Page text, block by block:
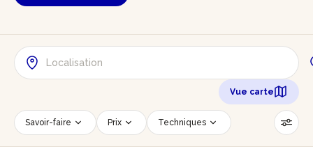
Vue carte
Savoir-faire Prix Techniques
Date Créneau horaire